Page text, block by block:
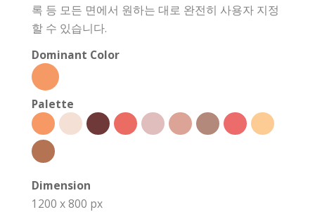
록 등 모든 면에서 원하는 대로 완전히 사용자 지정
할 수 있습니다.
Dominant Color
Palette
Dimension
1200 x 800 px